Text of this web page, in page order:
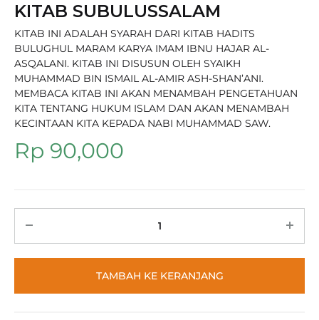
KITAB SUBULUSSALAM
KITAB INI ADALAH SYARAH DARI KITAB HADITS
BULUGHUL MARAM KARYA IMAM IBNU HAJAR AL-
ASQALANI. KITAB INI DISUSUN OLEH SYAIKH
MUHAMMAD BIN ISMAIL AL-AMIR ASH-SHAN’ANI.
MEMBACA KITAB INI AKAN MENAMBAH PENGETAHUAN
KITA TENTANG HUKUM ISLAM DAN AKAN MENAMBAH
KECINTAAN KITA KEPADA NABI MUHAMMAD SAW.
Rp 90,000
TAMBAH KE KERANJANG